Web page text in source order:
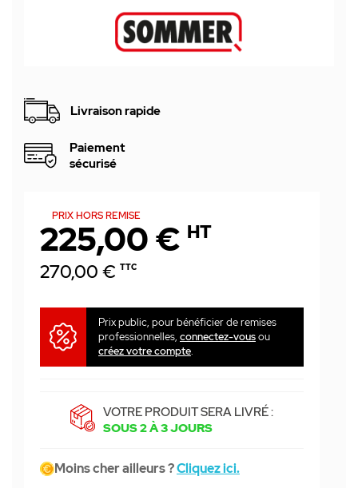
Livraison rapide
Paiement
sécurisé
PRIX HORS REMISE
225,00 € HT
270,00 € TTC
Prix public, pour bénéficier de remises
professionnelles, connectez-vousou
créez votre compte.
VOTRE PRODUIT SERA LIVRÉ :
SOUS 2 À 3 JOURS
Moins cher ailleurs ?Cliquez ici.